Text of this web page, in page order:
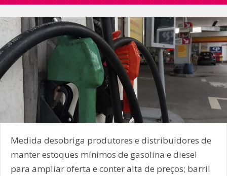
Medida desobriga produtores e distribuidores de
manter estoques mínimos de gasolina e diesel
para ampliar oferta e conter alta de preços; barril